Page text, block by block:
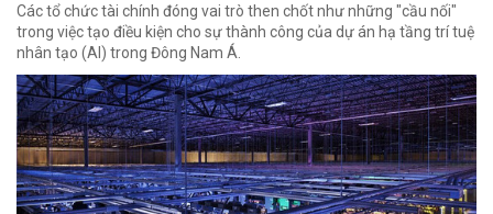
Các tổ chức tài chính đóng vai trò then chốt như những "cầu nối"
trong việc tạo điều kiện cho sự thành công của dự án hạ tầng trí tuệ
nhân tạo (AI) trong Đông Nam Á.